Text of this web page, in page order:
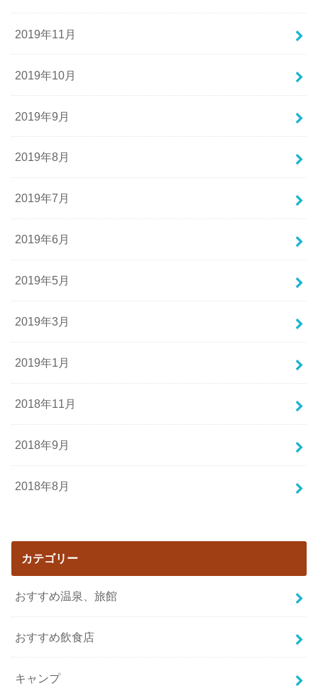
2019年11月
2019年10月
2019年9月
2019年8月
2019年7月
2019年6月
2019年5月
2019年3月
2019年1月
2018年11月
2018年9月
2018年8月
カテゴリー
おすすめ温泉、旅館
おすすめ飲食店
キャンプ